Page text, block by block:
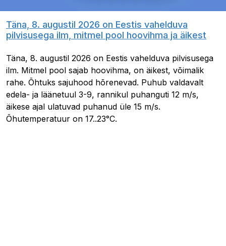
Täna, 8. augustil 2026 on Eestis vahelduva
pilvisusega ilm, mitmel pool hoovihma ja äikest
Täna, 8. augustil 2026 on Eestis vahelduva pilvisusega
ilm. Mitmel pool sajab hoovihma, on äikest, võimalik
rahe. Õhtuks sajuhood hõrenevad. Puhub valdavalt
edela- ja läänetuul 3-9, rannikul puhanguti 12 m/s,
äikese ajal ulatuvad puhanud üle 15 m/s.
Õhutemperatuur on 17..23°C.